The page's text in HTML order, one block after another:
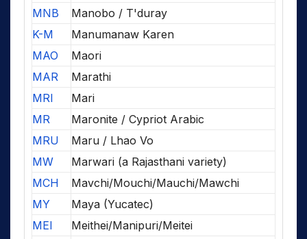
MNB
Manobo / T'duray
K-M
Manumanaw Karen
MAO
Maori
MAR
Marathi
MRI
Mari
MR
Maronite / Cypriot Arabic
MRU
Maru / Lhao Vo
MW
Marwari (a Rajasthani variety)
MCH
Mavchi/Mouchi/Mauchi/Mawchi
MY
Maya (Yucatec)
MEI
Meithei/Manipuri/Meitei